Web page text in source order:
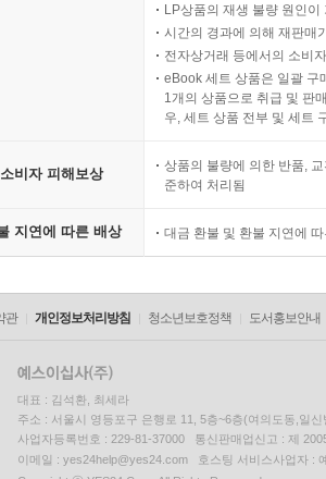
LP상품의 재생 불량 원인
시간의 경과에 의해 재판매
전자상거래 등에서의 소비
eBook 세트 상품은 일괄 구
1개의 상품으로 취급 및 판
우, 세트 상품 전부 및 세트
소비자 피해보상
상품의 불량에 의한 반품,
준하여 처리됨
지연에 따른 배상 대금 환불 및 환불 지연에
관 개인정보처리방침 청소년보호정책 도서홍보안내
대표 : 김석환, 최세라
주소 : 서울시 영등포구 은행로 11, 5층~6층(여의도동,일신
사업자등록번호 : 229-81-37000 통신판매업신고 : 제
이메일 : yes24help@yes24.com 호스팅 서비스사업자 :